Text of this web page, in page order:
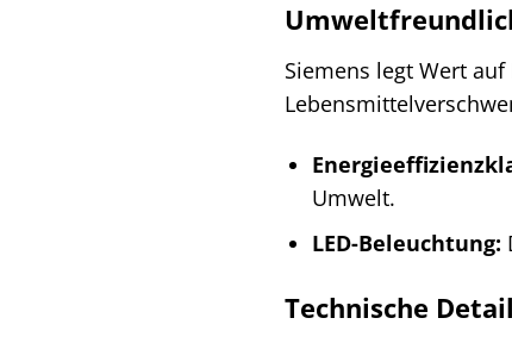
Siemens legt Wert
Umwelt.
LED-Beleuchtung:
Technische